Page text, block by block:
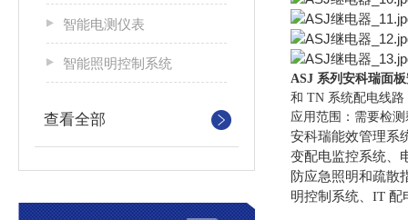
智能电测仪表
智能照明控制系统
查看全部
ASJ 系列 安科瑞面
和 TN 系统配电线
应用范围：需要检
安科瑞能效管理系
变配电监控系统、
防应急照明和疏散
明控制系统、IT 配